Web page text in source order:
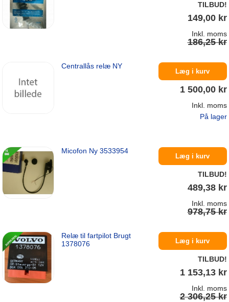
TILBUD!
149,00 kr
Inkl. moms
186,25 kr
På lager
Centrallås relæ NY
Læg i kurv
1 500,00 kr
Inkl. moms
På lager
Micofon Ny 3533954
Læg i kurv
TILBUD!
489,38 kr
Inkl. moms
978,75 kr
På lager
Relæ til fartpilot Brugt
1378076
Læg i kurv
TILBUD!
1 153,13 kr
Inkl. moms
2 306,25 kr